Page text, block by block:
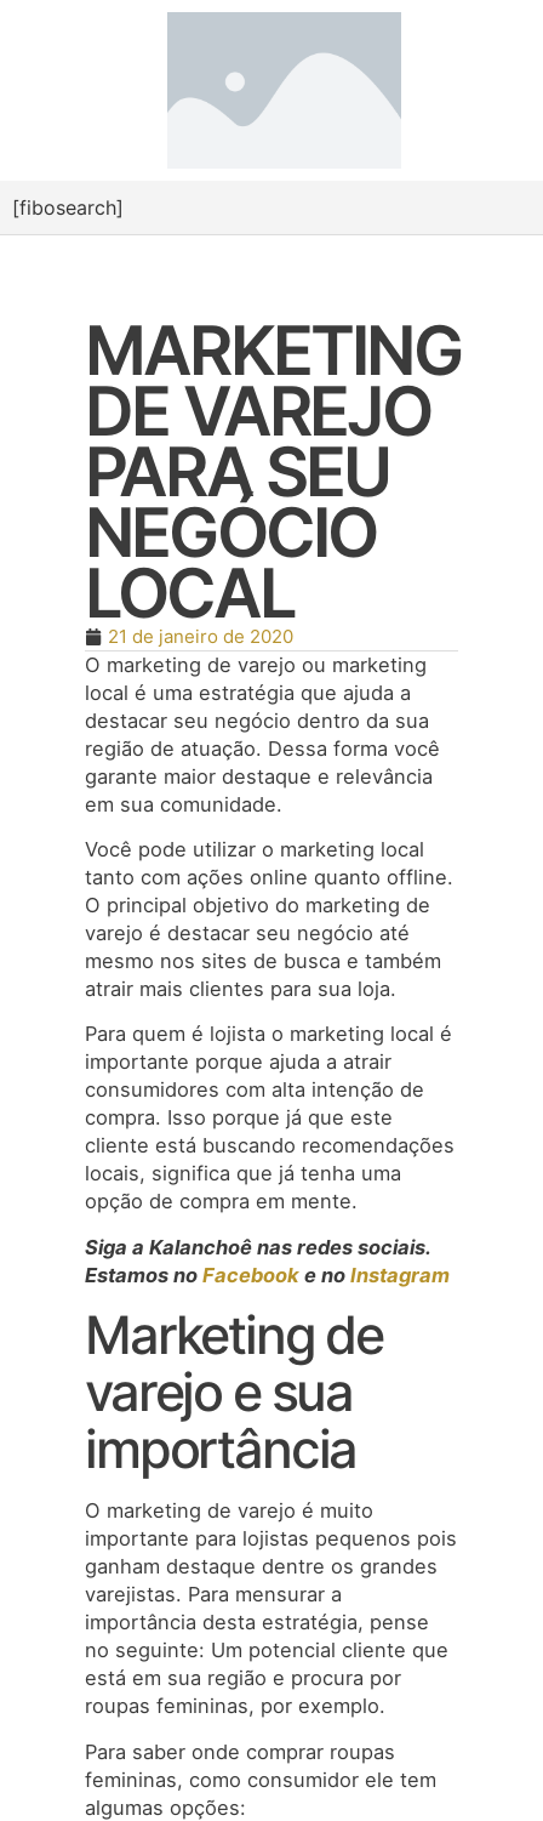
[fibosearch]
MARKETING
DE VAREJO
PARA SEU
NEGÓCIO
LOCAL
21 de janeiro de 2020
O marketing de varejo ou marketing
local é uma estratégia que ajuda a
destacar seu negócio dentro da sua
região de atuação. Dessa forma você
garante maior destaque e relevância
em sua comunidade.
Você pode utilizar o marketing local
tanto com ações online quanto offline.
O principal objetivo do marketing de
varejo é destacar seu negócio até
mesmo nos sites de busca e também
atrair mais clientes para sua loja.
Para quem é lojista o marketing local é
importante porque ajuda a atrair
consumidores com alta intenção de
compra. Isso porque já que este
cliente está buscando recomendações
locais, significa que já tenha uma
opção de compra em mente.
Siga a Kalanchoê nas redes sociais.
Estamos no Facebook e no Instagram
Marketing de
varejo e sua
importância
O marketing de varejo é muito
importante para lojistas pequenos pois
ganham destaque dentre os grandes
varejistas. Para mensurar a
importância desta estratégia, pense
no seguinte: Um potencial cliente que
está em sua região e procura por
roupas femininas, por exemplo.
Para saber onde comprar roupas
femininas, como consumidor ele tem
algumas opções: